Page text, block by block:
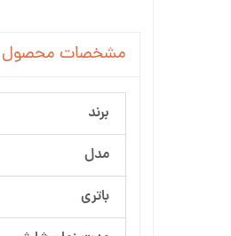
مشخصات محصول
برند
مدل
باتری